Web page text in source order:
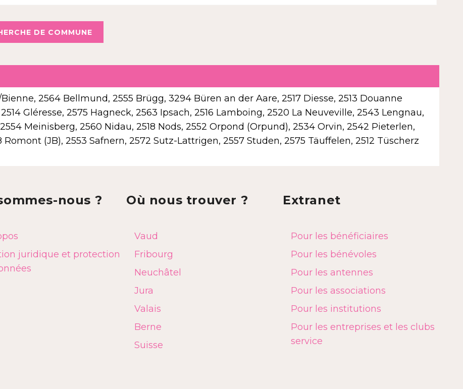
2564 Bellmund, 2555 Brügg, 3294 Büren an der Aare, 2517 Diesse, 2513 Douanne
Gléresse, 2575 Hagneck, 2563 Ipsach, 2516 Lamboing, 2520 La Neuveville, 2543 Lengnau,
Meinisberg, 2560 Nidau, 2518 Nods, 2552 Orpond (Orpund), 2534 Orvin, 2542 Pieterlen,
Romont (JB), 2553 Safnern, 2572 Sutz-Lattrigen, 2557 Studen, 2575 Täuffelen, 2512 Tüscherz
nous ?
juridique et protection
Où nous trouver ?
Vaud
Fribourg
Neuchâtel
Jura
Valais
Berne
Suisse
Extranet
Pour les bénéficiaires
Pour les bénévoles
Pour les antennes
Pour les associations
Pour les institutions
Pour les entreprises et les clubs
service